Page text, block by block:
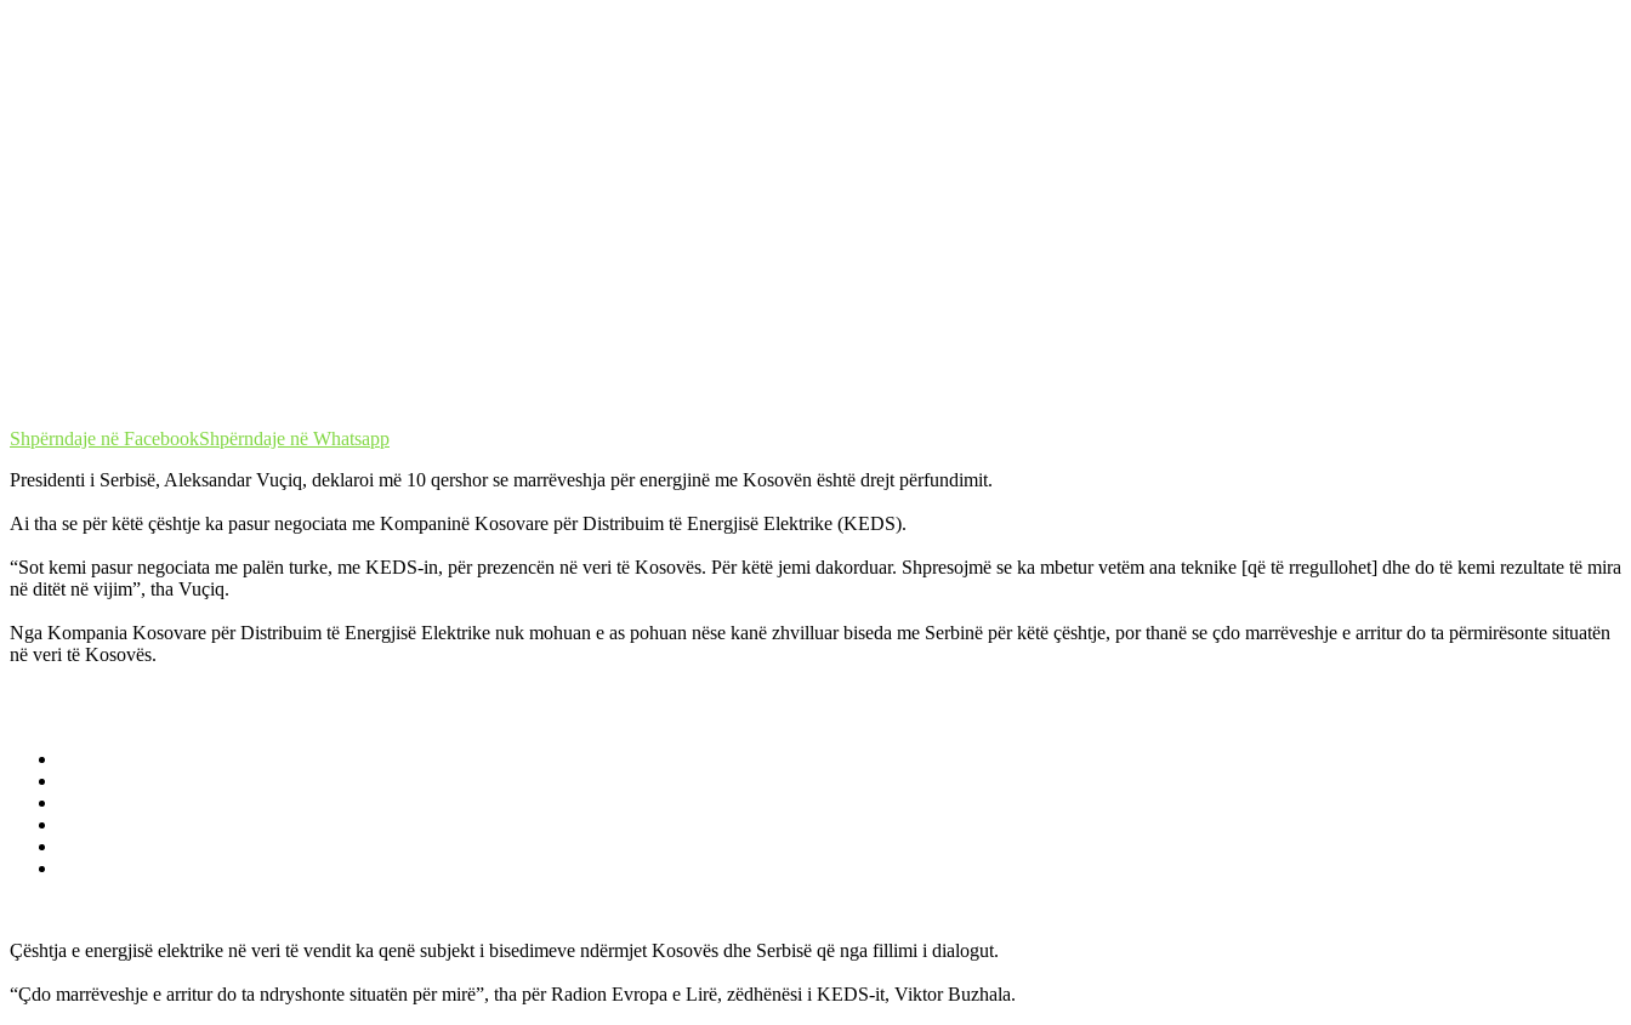
Shpërndaje në FacebookShpërndaje në Whatsapp
Presidenti i Serbisë, Aleksandar Vuçiq, deklaroi më 10 qershor se marrëveshja për energjinë me Kosovën është drejt përfundimit.
Ai tha se për këtë çështje ka pasur negociata me Kompaninë Kosovare për Distribuim të Energjisë Elektrike (KEDS).
“Sot kemi pasur negociata me palën turke, me KEDS-in, për prezencën në veri të Kosovës. Për këtë jemi dakorduar. Shpresojmë se ka mbetur vetëm ana teknike [që të rregullohet] dhe do të kemi rezultate të mira
në ditët në vijim”, tha Vuçiq.
Nga Kompania Kosovare për Distribuim të Energjisë Elektrike nuk mohuan e as pohuan nëse kanë zhvilluar biseda me Serbinë për këtë çështje, por thanë se çdo marrëveshje e arritur do ta përmirësonte situatën
në veri të Kosovës.
Çështja e energjisë elektrike në veri të vendit ka qenë subjekt i bisedimeve ndërmjet Kosovës dhe Serbisë që nga fillimi i dialogut.
“Çdo marrëveshje e arritur do ta ndryshonte situatën për mirë”, tha për Radion Evropa e Lirë, zëdhënësi i KEDS-it, Viktor Buzhala.